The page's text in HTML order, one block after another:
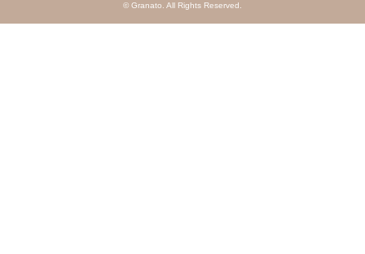
© Granato . All Rights Reserved.